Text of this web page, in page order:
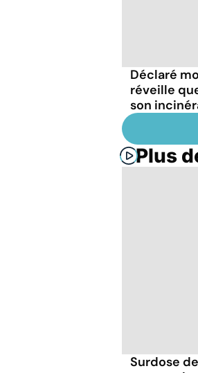
Déclaré
réveille
son
Plus
Surdose